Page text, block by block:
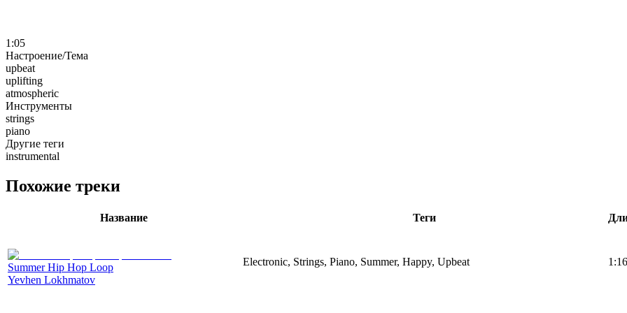
1:05
Настроение/Тема
upbeat
uplifting
atmospheric
Инструменты
strings
piano
Другие теги
instrumental
Похожие треки
Название Теги
Summer Hip Hop Loop
Yevhen Lokhmatov
Electronic, Strings, Piano, Summer, Happy, Upbeat 1:16